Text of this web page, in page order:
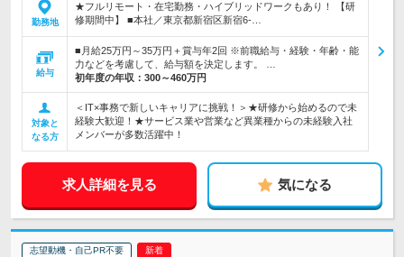
勤務地
★フルリモート・在宅勤務・ハイブリッドワークもあり！ 【研
修期間中】 ■本社／東京都新宿区新宿6-…
給与
■月給25万円～35万円＋賞与年2回 ※前職給与・経験・年齢・能
力などを考慮して、給与額を決定します。 …
初年度の年収： 300～460万円
対象と
なる方
＜IT×事務で新しいキャリアに挑戦！＞★研修から始めるので未
経験大歓迎！★サービス業や営業など異業種からの未経験入社
メンバーが多数活躍中！
求人詳細を見る 気になる
志望動機・自己PR不要